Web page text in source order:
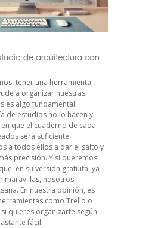
de arquitectura con
tener una herramienta
a organizar nuestras
es algo fundamental.
de estudios no lo hacen y
que el cuaderno de cada
será suficiente.
a todos ellos a dar el salto y
precisión. Y si queremos
en su versión gratuita, ya
maravillas, nosotros
En nuestra opinión, es
como Trello o
quieres organizarte según
fácil.